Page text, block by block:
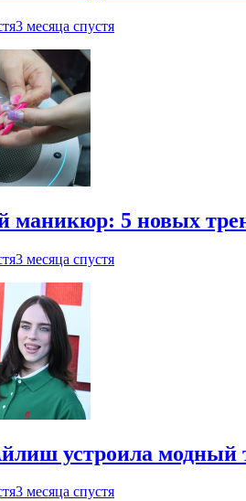
3 месяца спустя
маникюр: 5 новых
3 месяца спустя
устроила модный
3 месяца спустя